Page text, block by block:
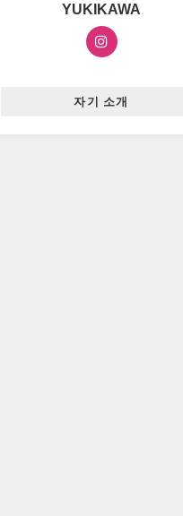
YUKIKAWA
자기 소개